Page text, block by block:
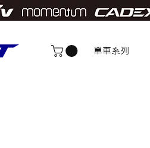
單車系列